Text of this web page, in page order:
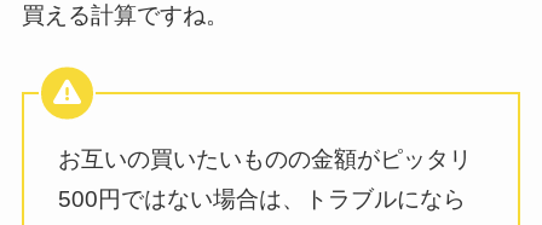
買える計算ですね。
お互いの買いたいものの金額がピッタリ
500円ではない場合は、トラブルになら